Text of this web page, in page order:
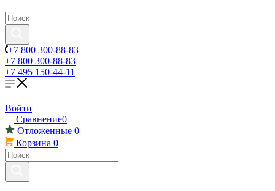
+7 800 300-88-83
+7 800 300-88-83
+7 495 150-44-11
Войти
Сравнение0
Отложенные 0
Корзина 0